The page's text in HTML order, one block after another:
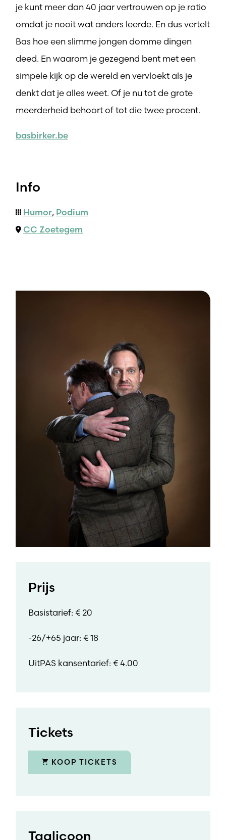
je kunt meer dan 40 jaar vertrouwen op je ratio
omdat je nooit wat anders leerde. En dus vertelt
Bas hoe een slimme jongen domme dingen
deed. En waarom je gezegend bent met een
simpele kijk op de wereld en vervloekt als je
denkt dat je alles weet. Of je nu tot de grote
meerderheid behoort of tot die twee procent.
basbirker.be
Info
Humor, Podium
CC Zoetegem
Prijs
Basistarief: € 20
-26/+65 jaar: € 18
UitPAS kansentarief: € 4.00
Tickets
KOOP TICKETS
Taalicoon